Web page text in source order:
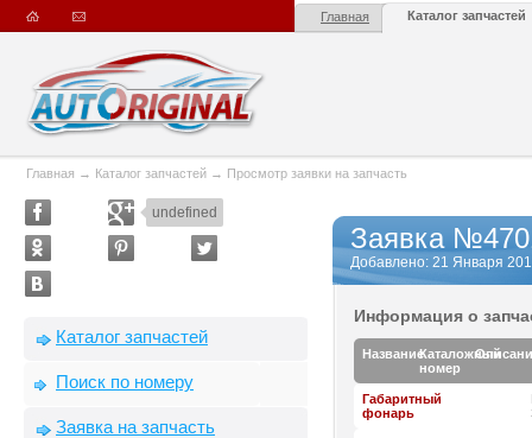
Главная Каталог запчастей
Главная → Каталог запчастей → Просмотр заявки на запчасть
undefined
Каталог запчастей
Поиск по номеру
Заявка на запчасть
Заявка
Добавлено: 21 Января
Информация о
НазваниеКаталожный
номер
Габаритный
фонарь